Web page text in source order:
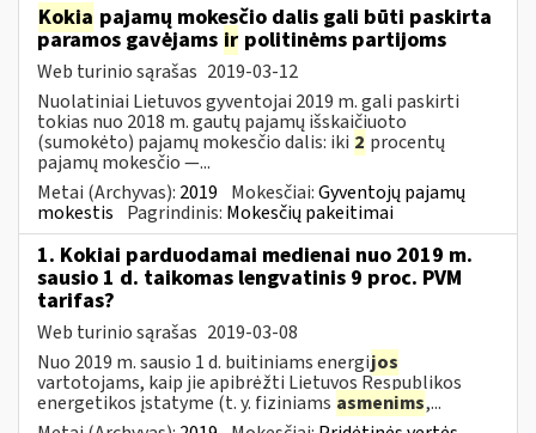
Kokia pajamų mokesčio dalis gali būti paskirta
paramos gavėjams ir politinėms partijoms
Web turinio sąrašas 2019-03-12
Nuolatiniai Lietuvos gyventojai 2019 m. gali paskirti
tokias nuo 2018 m. gautų pajamų išskaičiuoto
(sumokėto) pajamų mokesčio dalis: iki 2 procentų
pajamų mokesčio —...
Metai (Archyvas): 2019 Mokesčiai:Gyventojų pajamų
mokestis Pagrindinis: Mokesčių pakeitimai
1. Kokiai parduodamai medienai nuo 2019 m.
sausio 1 d. taikomas lengvatinis 9 proc. PVM
tarifas?
Web turinio sąrašas 2019-03-08
Nuo 2019 m. sausio 1 d. buitiniams energijos
vartotojams, kaip jie apibrėžti Lietuvos Respublikos
energetikos įstatyme (t. y. fiziniams asmenims,...